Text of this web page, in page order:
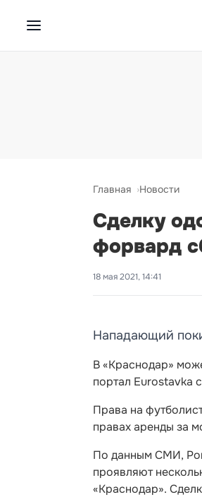
Главная Новости
Сделку
форвард
18 мая 2021, 14:41
Нападающий
В «Краснодар»
портал Eurostavka
Права на
правах аренды за
По данным СМИ,
проявляют
«Краснодар».